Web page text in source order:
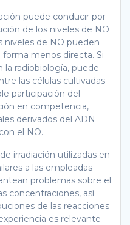
puede conducir por
de los niveles de NO
niveles de NO pueden
menos directa. Si
la radiobiología, puede
las células cultivadas
participación del
en competencia,
derivados del ADN
el NO.
irradiación utilizadas en
a las empleadas
problemas sobre el
concentraciones, así
de las reacciones
es relevante